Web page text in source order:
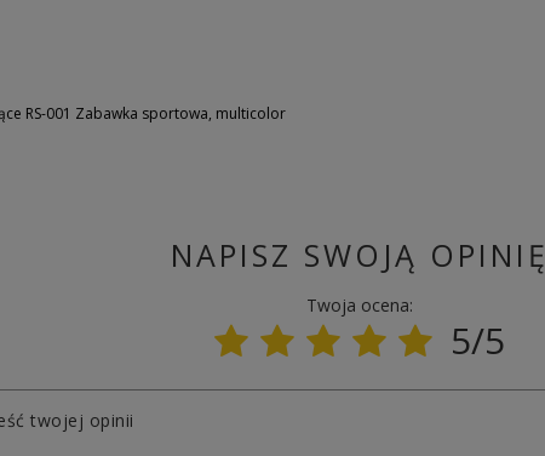
RS-001 Zabawka sportowa, multicolor
NAPISZ SWOJĄ OPINIĘ
Twoja ocena:
5/5
twojej opinii